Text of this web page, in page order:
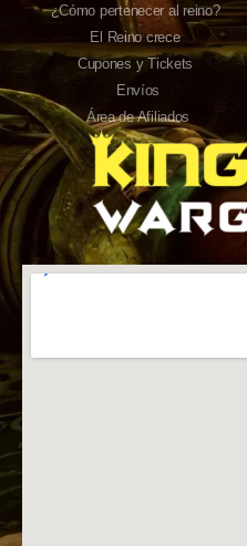
¿Cómo pertenecer al reino?
El Reino crece
Cupones y Tickets
Envíos
Área de Afiliados